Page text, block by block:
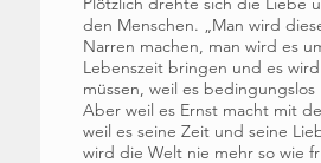
den Menschen. „Man wird
Narren machen, man wird es
Lebenszeit bringen und es
müssen, weil es
Aber weil es Ernst macht mit
weil es seine Zeit und seine
wird die Welt nie mehr so wie